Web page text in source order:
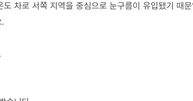
차로 서쪽 지역을 중심으로 눈구름이 유입됐기 때